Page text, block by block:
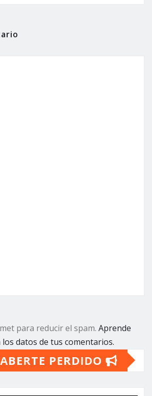
para reducir el spam. Aprende
datos de tus comentarios.
PERDIDO